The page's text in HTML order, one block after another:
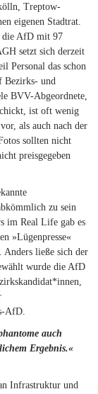
Treptow-
eigenen Stadtrat.
die AfD mit 97
setzt sich derzeit
Personal das schon
Bezirks- und
BVV-Abgeordnete,
ist oft wenig
als auch nach der
sollten nicht
preisgegeben
zu sein
im Real Life gab es
»Lügenpresse«
ließe sich der
wurde die AfD
AfD.
auch
Ergebnis.«
Infrastruktur und